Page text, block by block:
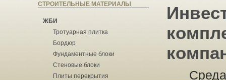
СТРОИТЕЛЬНЫЕ МАТЕРИАЛЫ
ЖБИ
Тротуарная плитка
Бордюр
Фундаментные блоки
Стеновые блоки
Плиты перекрытия